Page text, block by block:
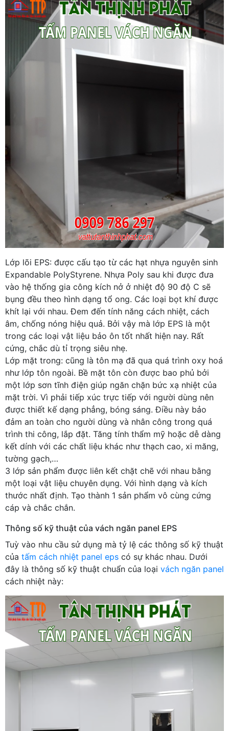
Lớp lõi EPS: được cấu tạo từ các hạt nhựa nguyên sinh
Expandable PolyStyrene. Nhựa Poly sau khi được đưa
vào hệ thống gia công kích nở ở nhiệt độ 90 độ C sẽ
bụng đều theo hình dạng tổ ong. Các loại bọt khí được
khít lại với nhau. Đem đến tính năng cách nhiệt, cách
âm, chống nóng hiệu quả. Bởi vậy mà lớp EPS là một
trong các loại vật liệu bảo ôn tốt nhất hiện nay. Rất
cứng, chắc dù tỉ trọng siêu nhẹ.
Lớp mặt trong: cũng là tôn mạ đã qua quá trình oxy hoá
như lớp tôn ngoài. Bề mặt tôn còn được bao phủ bởi
một lớp sơn tĩnh điện giúp ngăn chặn bức xạ nhiệt của
mặt trời. Vì phải tiếp xúc trực tiếp với người dùng nên
được thiết kế dạng phẳng, bóng sáng. Điều này bảo
đảm an toàn cho người dùng và nhân công trong quá
trình thi công, lắp đặt. Tăng tính thẩm mỹ hoặc dễ dàng
kết dính với các chất liệu khác như thạch cao, xi măng,
tường gạch,…
3 lớp sản phẩm được liên kết chặt chẽ với nhau bằng
một loại vật liệu chuyên dụng. Với hình dạng và kích
thước nhất định. Tạo thành 1 sản phẩm vô cùng cứng
cáp và chắc chắn.
Thông số kỹ thuật của vách ngăn panel EPS
Tuỳ vào nhu cầu sử dụng mà tỷ lệ các thông số kỹ thuật
của tấm cách nhiệt panel eps có sự khác nhau. Dưới
đây là thông số kỹ thuật chuẩn của loại vách ngăn panel
cách nhiệt này: